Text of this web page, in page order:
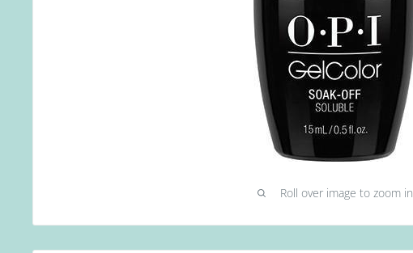
Roll over image to zoom in